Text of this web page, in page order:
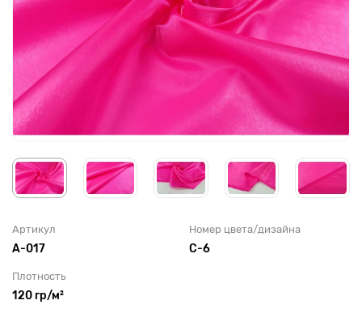
Артикул
А-017
Номер цвета/дизайна
C-6
Плотность
120 гр/м²